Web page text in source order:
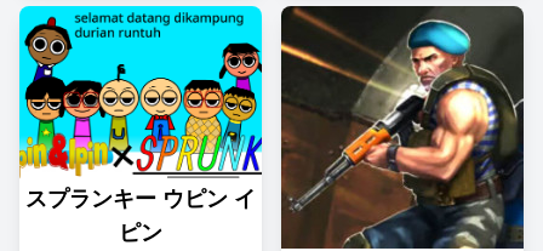
スプランキー ウピン イ
ピン